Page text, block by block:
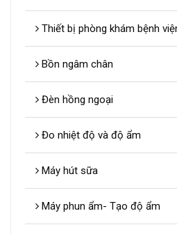
Thiết bị phòng khám bệnh
Bồn ngâm chân
Đèn hồng ngoại
Đo nhiệt độ và độ ẩm
Máy hút sữa
Máy phun ẩm- Tạo độ ẩm